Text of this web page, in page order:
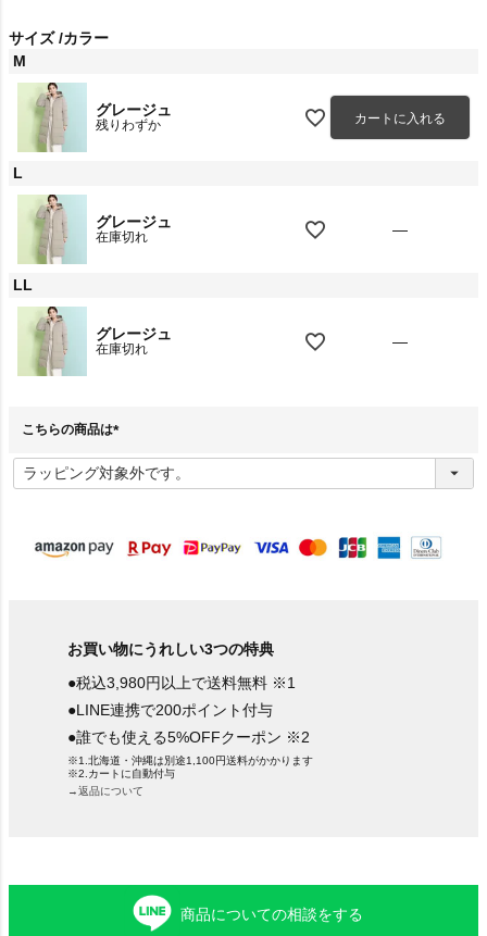
サイズ カラー
M
グレージュ
残りわずか カートに入れる
L
グレージュ
在庫切れ —
LL
グレージュ
在庫切れ —
こちらの商品は
必
須
お買い物にうれしい3つの特典
●税込3,980円以上で送料無料 ※1
●LINE連携で200ポイント付与
●誰でも使える5%OFFクーポン ※2
※1.北海道・沖縄は別途1,100円送料がかかります
※2.カートに自動付与
→返品について
商品についての相談をする